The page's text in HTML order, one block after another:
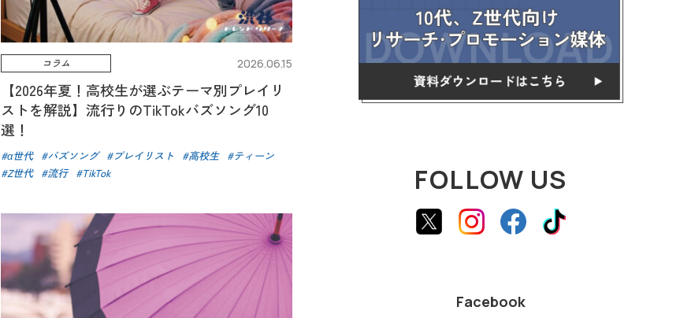
コラム 2026.06.15
【2026年夏！高校生が選ぶテーマ別プレイリ
ストを解説】流行りのTikTokバズソング10
選！
α世代 バズソング プレイリスト 高校生
ティーン
Z世代
流行 TikTok FOLLOW US
Facebook